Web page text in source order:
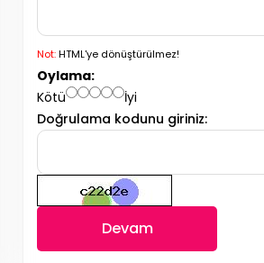
Not:HTML'ye dönüştürülmez!
Oylama:
Kötü
İyi
Doğrulama kodunu giriniz:
Devam